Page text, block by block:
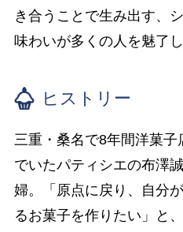
き合うことで生み出す、
味わいが多くの人を魅了し
ヒストリー
三重・桑名で8年間洋菓子
でいたパティシエの布澤
婦。「原点に戻り、自分
るお菓子を作りたい」と